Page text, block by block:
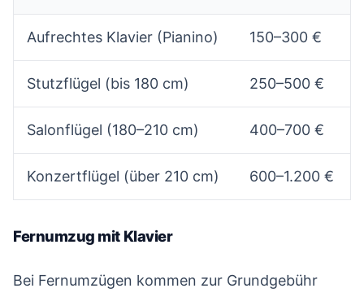
Aufrechtes Klavier (Pianino) 150–300 €
Stutzflügel (bis 180 cm) 250–500 €
Salonflügel (180–210 cm) 400–700 €
Konzertflügel (über 210 cm) 600–1.200 €
Fernumzug mit Klavier
Bei Fernumzügen kommen zur Grundgebühr